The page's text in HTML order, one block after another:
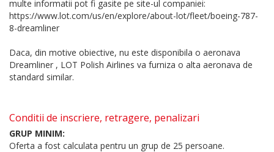
multe informatii pot fi gasite pe site-ul companiei:
https://www.lot.com/us/en/explore/about-lot/fleet/boeing-787-
8-dreamliner
Daca, din motive obiective, nu este disponibila o aeronava
Dreamliner , LOT Polish Airlines va furniza o alta aeronava de
standard similar.
Conditii de inscriere, retragere, penalizari
GRUP MINIM:
Oferta a fost calculata pentru un grup de 25 persoane.